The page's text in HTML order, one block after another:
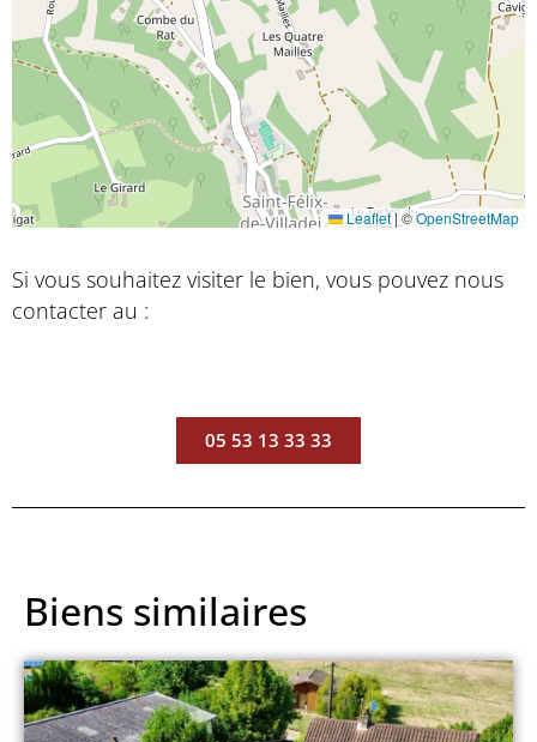
Leaflet|©OpenStreetMap
Si vous souhaitez visiter le bien, vous pouvez nous
contacter au :
05 53 13 33 33
Biens similaires